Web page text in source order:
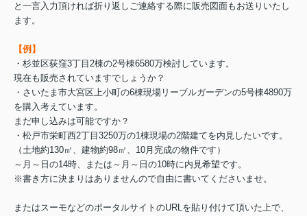
と一言入力頂ければ折り返しご連絡する際に販売図面もお送りいたし
ます。
【例】
・杉並区荻窪3丁目2棟の2号棟6580万検討しています。
現在も販売されていますでしょうか？
・さいたま市大宮区上小町の6棟現場リーブルガーデンの5号棟4890万
を購入考えています。
まだ申し込みは可能ですか？
・松戸市栄町西2丁目3250万の1棟現場の2階建てを内見したいです。
（土地約130㎡、建物約98㎡、10月完成の物件です）
～月～日の14時、または～月～日の10時に内見希望です。
※書き方に決まりはありませんので自由に書いてくださいませ。
またはスーモなどのポータルサイトのURLを貼り付けて頂いた上で、